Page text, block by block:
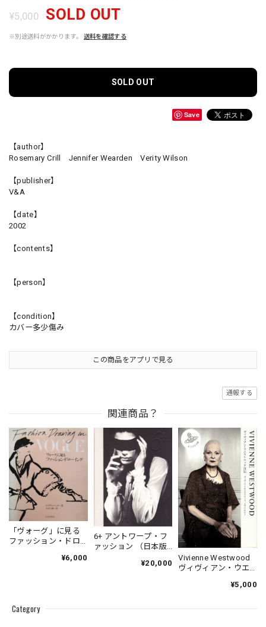
Category
¥5,000 SOLD OUT
※別途送料がかかります。 送料を確認する
SOLD OUT
Save
【author】
Rosemary Crill Jennifer Wearden Verity Wilson
【publisher】
V&A
【date】
2002
【contents】
【person】
【condition】
カバー多少傷み
この商品をアプリで見る
通報する
関連商品？
「ヴォーグ」に見る
ファッション・ドロ
¥6,000
6+ アントワープ・フ
ァッション （日本版
¥20,000
Vivienne Westwood
ヴィヴィアン・ウエ
¥5,000